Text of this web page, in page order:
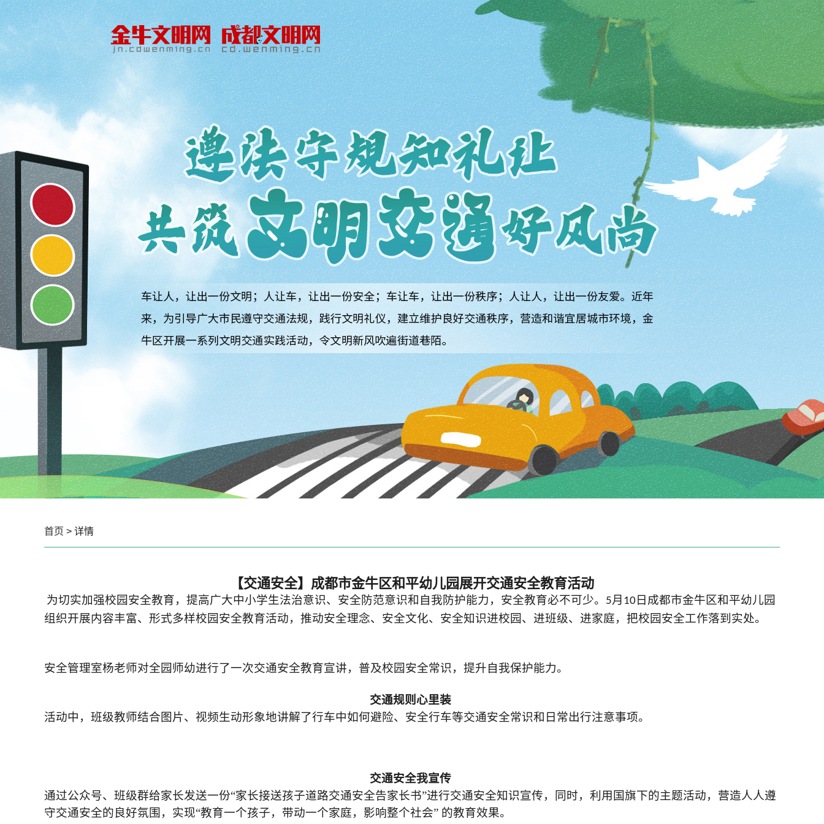
首页 > 详情
【交通安全】成都市金牛区和平幼儿园展开交通安全教育活动
为切实加强校园安全教育，提高广大中小学生法治意识、安全防范意识和自我防护能力，安全教育必不可少。 5月 10 日成都市金牛区和平幼儿园
组织开展内容丰富、形式多样校园安全教育活动，推动安全理念、安全文化、安全知识进校园、进班级、进家庭，把校园安全工作落到实处。
安全管理室杨老师对全园师幼进行了一次交通安全教育宣讲，普及校园安全常识，提升自我保护能力。
交通规则心里装
活动中，班级教师结合图片、视频生动形象地讲解了行车中如何避险、安全行车等交通安全常识和日常出行注意事项。
交通安全我宣传
通过公众号、班级群给家长发送一份“家长接送孩子道路交通安全告家长书”进行交通安全知识宣传，同时，利用国旗下的主题活动，营造人人遵
守交通安全的良好氛围，实现“教育一个孩子，带动一个家庭，影响整个社会” 的教育效果。